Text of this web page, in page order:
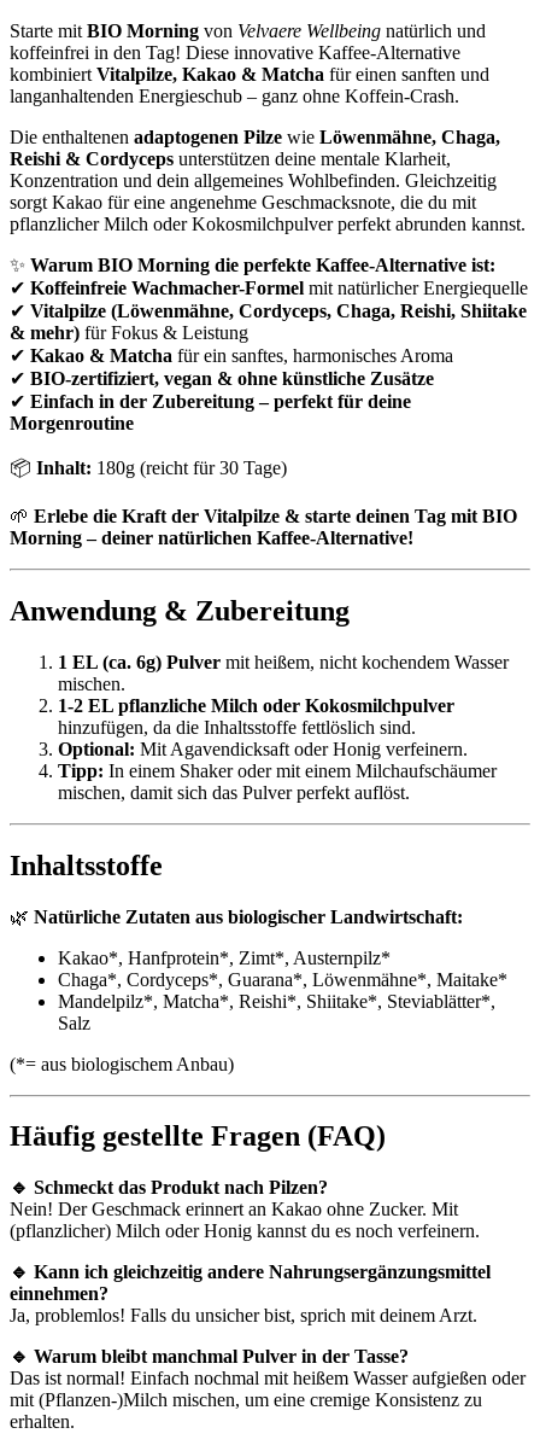
Starte mit BIO Morning von Velvaere Wellbeing natürlich und
koffeinfrei in den Tag! Diese innovative Kaffee-Alternative
kombiniert Vitalpilze, Kakao & Matcha für einen sanften und
langanhaltenden Energieschub – ganz ohne Koffein-Crash.
Die enthaltenen adaptogenen Pilze wie Löwenmähne, Chaga,
Reishi & Cordyceps unterstützen deine mentale Klarheit,
Konzentration und dein allgemeines Wohlbefinden. Gleichzeitig
sorgt Kakao für eine angenehme Geschmacksnote, die du mit
pflanzlicher Milch oder Kokosmilchpulver perfekt abrunden kannst.
✨ Warum BIO Morning die perfekte Kaffee-Alternative ist:
✔ Koffeinfreie Wachmacher-Formel mit natürlicher Energiequelle
✔ Vitalpilze (Löwenmähne, Cordyceps, Chaga, Reishi, Shiitake
& mehr) für Fokus & Leistung
✔ Kakao & Matcha für ein sanftes, harmonisches Aroma
✔ BIO-zertifiziert, vegan & ohne künstliche Zusätze
✔ Einfach in der Zubereitung – perfekt für deine
Morgenroutine
📦 Inhalt: 180g (reicht für 30 Tage)
🌱 Erlebe die Kraft der Vitalpilze & starte deinen Tag mit BIO
Morning – deiner natürlichen Kaffee-Alternative!
Anwendung & Zubereitung
1 EL (ca. 6g) Pulver mit heißem, nicht kochendem Wasser
mischen.
1-2 EL pflanzliche Milch oder Kokosmilchpulver
hinzufügen, da die Inhaltsstoffe fettlöslich sind.
Optional: Mit Agavendicksaft oder Honig verfeinern.
Tipp: In einem Shaker oder mit einem Milchaufschäumer
mischen, damit sich das Pulver perfekt auflöst.
Inhaltsstoffe
🌿 Natürliche Zutaten aus biologischer Landwirtschaft:
Kakao*, Hanfprotein*, Zimt*, Austernpilz*
Chaga*, Cordyceps*, Guarana*, Löwenmähne*, Maitake*
Mandelpilz*, Matcha*, Reishi*, Shiitake*, Steviablätter*,
Salz
(*= aus biologischem Anbau)
Häufig gestellte Fragen (FAQ)
🔹 Schmeckt das Produkt nach Pilzen?
Nein! Der Geschmack erinnert an Kakao ohne Zucker. Mit
(pflanzlicher) Milch oder Honig kannst du es noch verfeinern.
🔹 Kann ich gleichzeitig andere Nahrungsergänzungsmittel
einnehmen?
Ja, problemlos! Falls du unsicher bist, sprich mit deinem Arzt.
🔹 Warum bleibt manchmal Pulver in der Tasse?
Das ist normal! Einfach nochmal mit heißem Wasser aufgießen oder
mit (Pflanzen-)Milch mischen, um eine cremige Konsistenz zu
erhalten.